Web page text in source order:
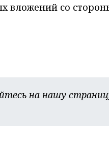
вложений со
на нашу